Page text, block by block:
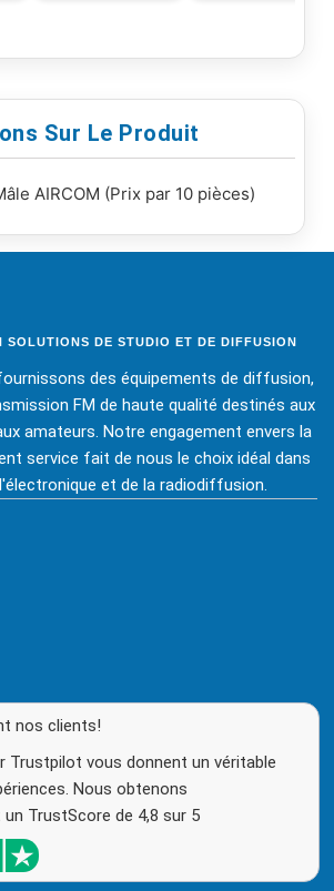
Sur Le Produit
AIRCOM (Prix par 10 pièces)
SOLUTIONS DE STUDIO ET DE DIFFUSION
des équipements de diffusion,
FM de haute qualité destinés aux
amateurs. Notre engagement envers la
service fait de nous le choix idéal dans
et de la radiodiffusion.
nos clients!
Trustpilot vous donnent un véritable
Nous obtenons
TrustScore de 4,8 sur 5